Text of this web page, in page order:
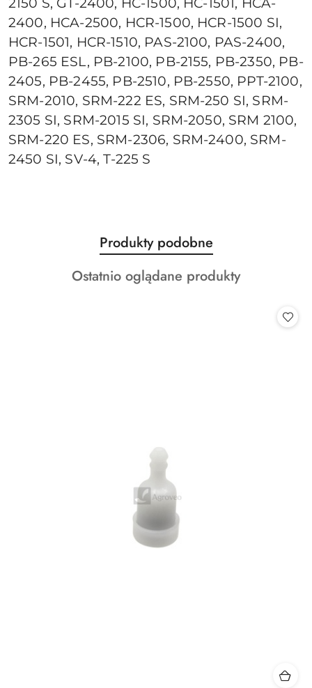
2400, HCA-2500, HCR-1500, HCR-1500 SI,
HCR-1501, HCR-1510, PAS-2100, PAS-2400,
PB-265 ESL, PB-2100, PB-2155, PB-2350, PB-
2405, PB-2455, PB-2510, PB-2550, PPT-2100,
SRM-2010, SRM-222 ES, SRM-250 SI, SRM-
2305 SI, SRM-2015 SI, SRM-2050, SRM 2100,
SRM-220 ES, SRM-2306, SRM-2400, SRM-
2450 SI, SV-4, T-225 S
Pomiń karuzelę produktów
Produkty
o
statusie:
Produkty podobne
Produkty
Ostatnio oglądane produkty